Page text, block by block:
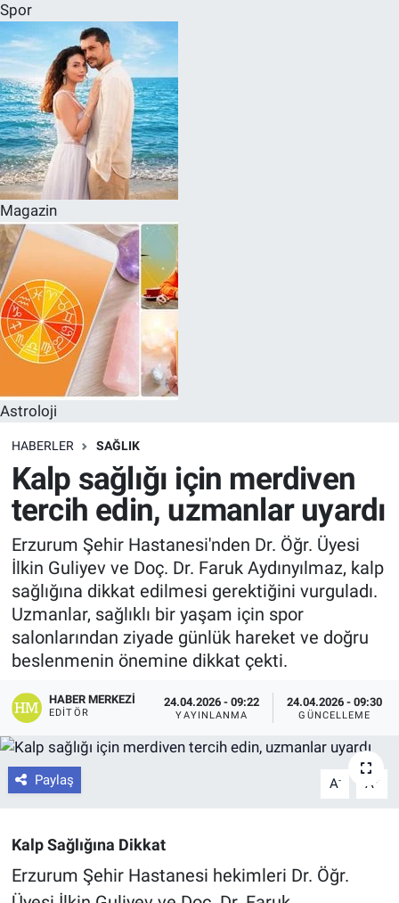
Spor
Magazin
Astroloji
HABERLER SAĞLIK
Kalp sağlığı için merdiven
tercih edin, uzmanlar uyardı
Erzurum Şehir Hastanesi'nden Dr. Öğr. Üyesi
İlkin Guliyev ve Doç. Dr. Faruk Aydınyılmaz, kalp
sağlığına dikkat edilmesi gerektiğini vurguladı.
Uzmanlar, sağlıklı bir yaşam için spor
salonlarından ziyade günlük hareket ve doğru
beslenmenin önemine dikkat çekti.
HABER MERKEZI
EDITÖR
24.04.2026 - 09:22
YAYINLANMA
24.04.2026 - 09:30
GÜNCELLEME
Paylaş A- A +
Kalp Sağlığına Dikkat
Erzurum Şehir Hastanesi hekimleri Dr. Öğr.